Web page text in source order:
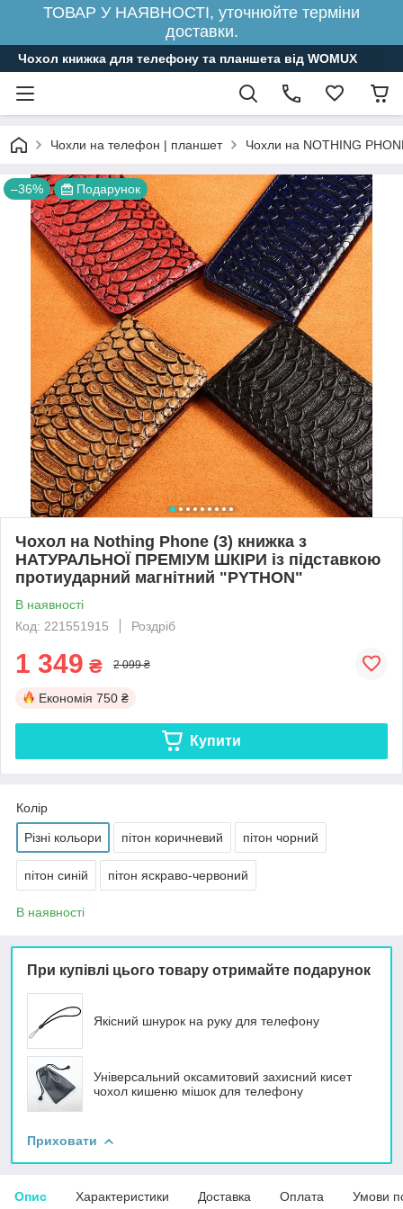
ТОВАР У НАЯВНОСТІ, уточнюйте терміни
доставки.
Чохол книжка для телефону та планшета від WOMUX
Чохли на телефон | планшет Чохли на NOTHING
–36% Подарунок
Чохол на Nothing Phone (3) книжка з
НАТУРАЛЬНОЇ ПРЕМІУМ ШКІРИ із підставкою
протиударний магнітний "PYTHON"
В наявності
Код: 221551915
Роздріб
1 349 ₴ 2 099 ₴
Економія 750 ₴
Купити
Колір
Різні кольори пітон коричневий пітон чорний
пітон синій пітон яскраво-червоний
В наявності
При купівлі цього товару отримайте подарунок
Якісний шнурок на руку для телефону
Універсальний оксамитовий захисний кисет
чохол кишеню мішок для телефону
Приховати
Опис Характеристики Доставка Оплата Умови